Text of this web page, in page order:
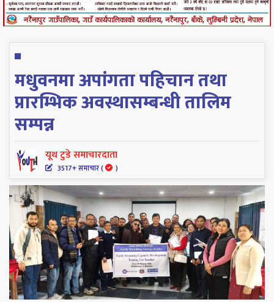
मधुवनमा अपांगता पहिचान तथा
प्रारम्भिक अवस्थासम्बन्धी तालिम
सम्पन्न
यूथ टुडे समाचारदाता
3517+ समाचार ( )